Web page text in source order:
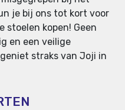
je bij ons tot kort voor
stoelen kopen! Geen
en een veilige
straks van Joji in